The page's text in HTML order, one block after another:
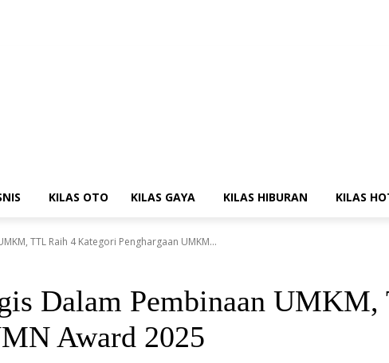
KILAS OTO KILAS GAYA KILAS HIBURAN KILAS
TTL Raih 4 Kategori Penghargaan UMKM...
Dalam Pembinaan
Award 2025